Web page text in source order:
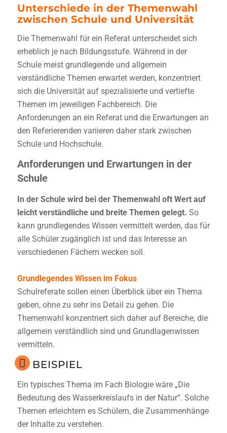
Unterschiede in der Themenwahl
zwischen Schule und Universität
Die Themenwahl für ein Referat unterscheidet sich
erheblich je nach Bildungsstufe. Während in der
Schule meist grundlegende und allgemein
verständliche Themen erwartet werden, konzentriert
sich die Universität auf spezialisierte und vertiefte
Themen im jeweiligen Fachbereich. Die
Anforderungen an ein Referat und die Erwartungen an
den Referierenden variieren daher stark zwischen
Schule und Hochschule.
Anforderungen und Erwartungen in der
Schule
In der Schule wird bei der Themenwahl oft Wert auf
leicht verständliche und breite Themen gelegt. So
kann grundlegendes Wissen vermittelt werden, das für
alle Schüler zugänglich ist und das Interesse an
verschiedenen Fächern wecken soll.
Grundlegendes Wissen im Fokus
Schulreferate sollen einen Überblick über ein Thema
geben, ohne zu sehr ins Detail zu gehen. Die
Themenwahl konzentriert sich daher auf Bereiche, die
allgemein verständlich sind und Grundlagenwissen
vermitteln.
BEISPIEL
Ein typisches Thema im Fach Biologie wäre „Die
Bedeutung des Wasserkreislaufs in der Natur“. Solche
Themen erleichtern es Schülern, die Zusammenhänge
der Inhalte zu verstehen.